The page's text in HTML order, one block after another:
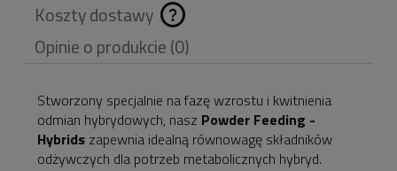
Koszty dostawy
Cena nie zawiera
ewentualnych kosztów
płatności
Opinie o produkcie (0)
Stworzony specjalnie na fazę wzrostu i kwitnienia
odmian hybrydowych, nasz Powder Feeding -
Hybrids zapewnia idealną równowagę składników
odżywczych dla potrzeb metabolicznych hybryd.